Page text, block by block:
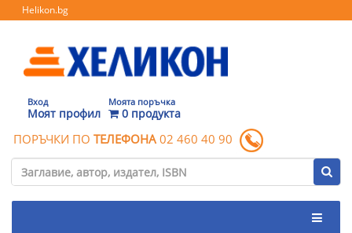
Helikon.bg
Вход
Моят профил
Моята поръчка
0 продукта
ПОРЪЧКИ ПО ТЕЛЕФОНА 02 460 40 90